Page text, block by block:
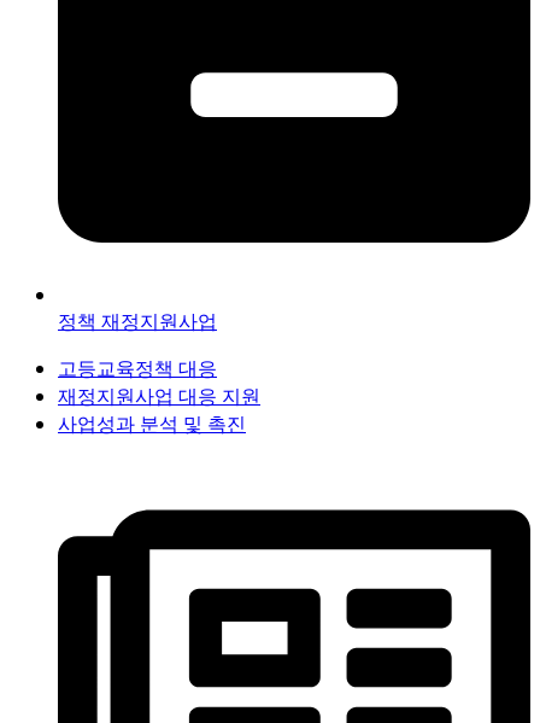
정책 재정지원사업
고등교육정책 대응
재정지원사업 대응 지원
사업성과 분석 및 촉진